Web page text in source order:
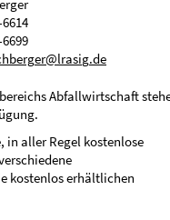
rg r lr s g d
Abfallwirtschaft
in aller Regel kostenlose
kostenlos erhältlichen